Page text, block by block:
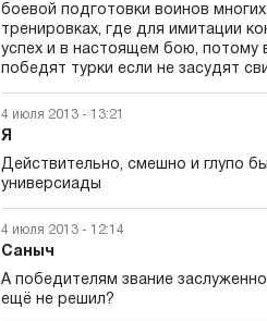
боевой подготовки воинов
тренировках, где для имитации
успех и в настоящем бою,
победят турки если не засудят
4 июля 2013 - 13:21
Я
Действительно, смешно и глупо
универсиады
4 июля 2013 - 12:14
Саныч
А победителям звание
ещё не решил?